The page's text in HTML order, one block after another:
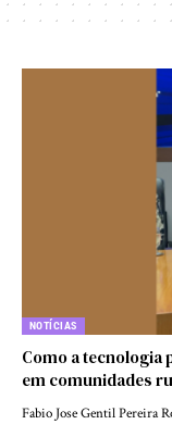
NOTÍCIAS
Como a tecnologia
em comunidades
Fabio Jose Gentil Pereira